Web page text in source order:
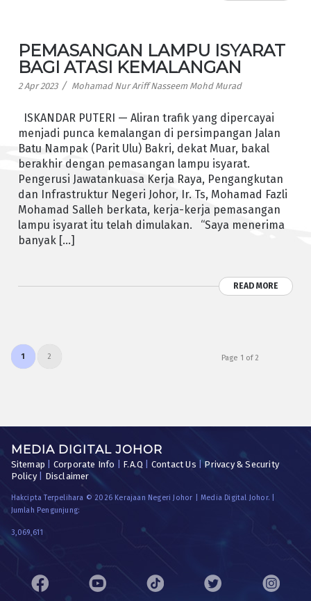
PEMASANGAN LAMPU ISYARAT
BAGI ATASI KEMALANGAN
2 Apr 2023 / Mohamad Nur Ariff Nasseem Mohd Murad
ISKANDAR PUTERI — Aliran trafik yang dipercayai
menjadi punca kemalangan di persimpangan Jalan
Batu Nampak (Parit Ulu) Bakri, dekat Muar, bakal
berakhir dengan pemasangan lampu isyarat.
Pengerusi Jawatankuasa Kerja Raya, Pengangkutan
dan Infrastruktur Negeri Johor, Ir. Ts, Mohamad Fazli
Mohamad Salleh berkata, kerja-kerja pemasangan
lampu isyarat itu telah dimulakan. “Saya menerima
banyak […]
READ MORE
Page 1 of 2
1 2
MEDIA DIGITAL JOHOR
Sitemap Corporate Info F.A.Q Contact Us |Privacy & Security
Policy| Disclaimer
Hakcipta Terpelihara © 2026 Kerajaan Negeri Johor | Media Digital Johor. |
Jumlah Pengunjung:
3,069,611